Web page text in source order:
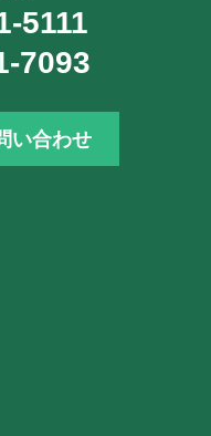
5111
7093
い合わせ